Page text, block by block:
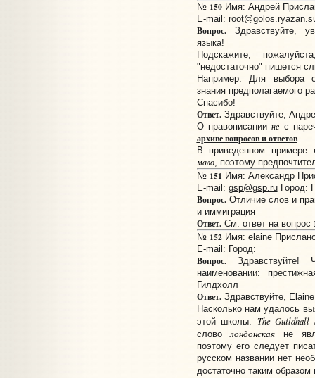
№ 150Имя: Андрей
E-mail:
Вопрос.Здравствуйте,
языка!
Подскажите,
"недостаточно" пишется
Например: Для выбора
знания предполагаемого
Спасибо!
Ответ.Здравствуйте,
О правописаниине с
архиве вопросов и ответов.
В приведенном примере
мало, поэтому
№ 151 Имя: Александр
E-mail: gsp@gsp.ruГород:
Вопрос.Отличие слов и
и иммиграция
Ответ.См. ответ на вопрос
№ 152Имя: elaine
E-mail: Город:
Вопрос.Здравствуйте!
наименовании:
Гилдхолл
Ответ.Здравствуйте,
Насколько нам удалось
этой школы: The Guildhall
словолондонская не
поэтому его следует
русском названии нет
достаточно таким